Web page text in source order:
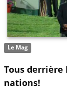
Le Mag
Tous derrière
nations!